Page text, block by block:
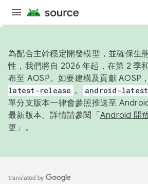
為配合主幹穩定開發模型，並確保生
性，我們將自 2026 年起，在第 2 季
布至 AOSP。如要建構及貢獻 AOSP
latest-release 。 android-
單分支版本一律會參照推送至
最新版本。詳情請參閱「 Android 開
更 」。